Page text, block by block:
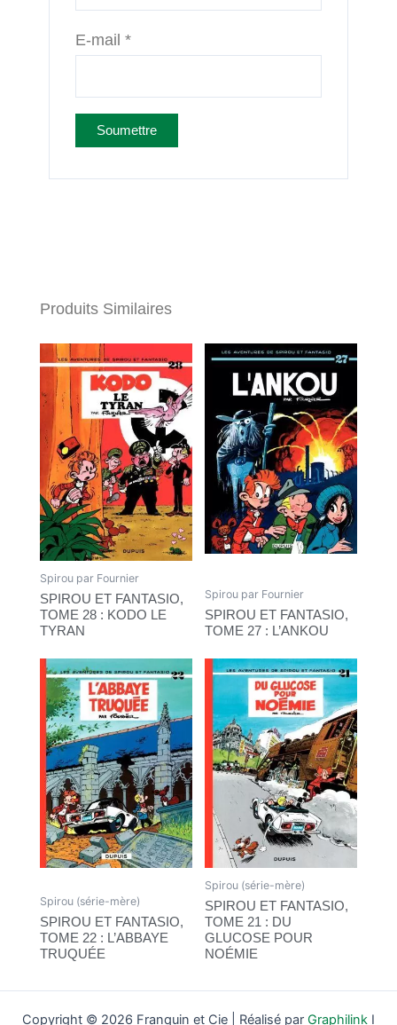
E-mail*
Produits Similaires
Spirou par Fournier
SPIROU ET FANTASIO,
TOME 28 : KODO LE
TYRAN
Spirou par Fournier
SPIROU ET FANTASIO,
TOME 27 : L’ANKOU
Spirou (série-mère)
SPIROU ET FANTASIO,
TOME 22 : L’ABBAYE
TRUQUÉE
Spirou (série-mère)
SPIROU ET FANTASIO,
TOME 21 : DU
GLUCOSE POUR
NOÉMIE
Copyright © 2026 Franquin et Cie | Réalisé par Graphilink I